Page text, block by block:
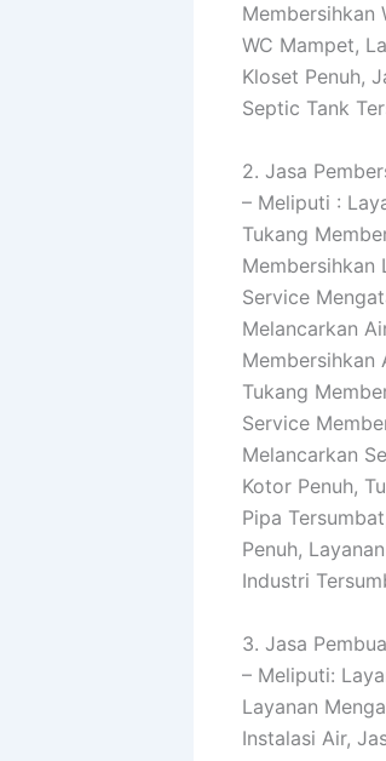
Membersihkan
WC Mampet,
Kloset Penuh,
Septic Tank
2. Jasa
– Meliputi :
Tukang
Membersihkan
Service
Melancarkan
Membersihkan
Tukang
Service
Melancarkan
Kotor Penuh,
Pipa
Penuh,
Industri
3. Jasa
– Meliputi:
Layanan
Instalasi Air,